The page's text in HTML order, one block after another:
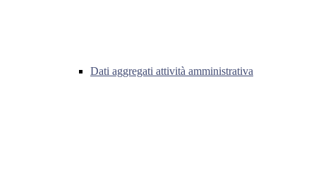
Dati aggregati attività amministrativa